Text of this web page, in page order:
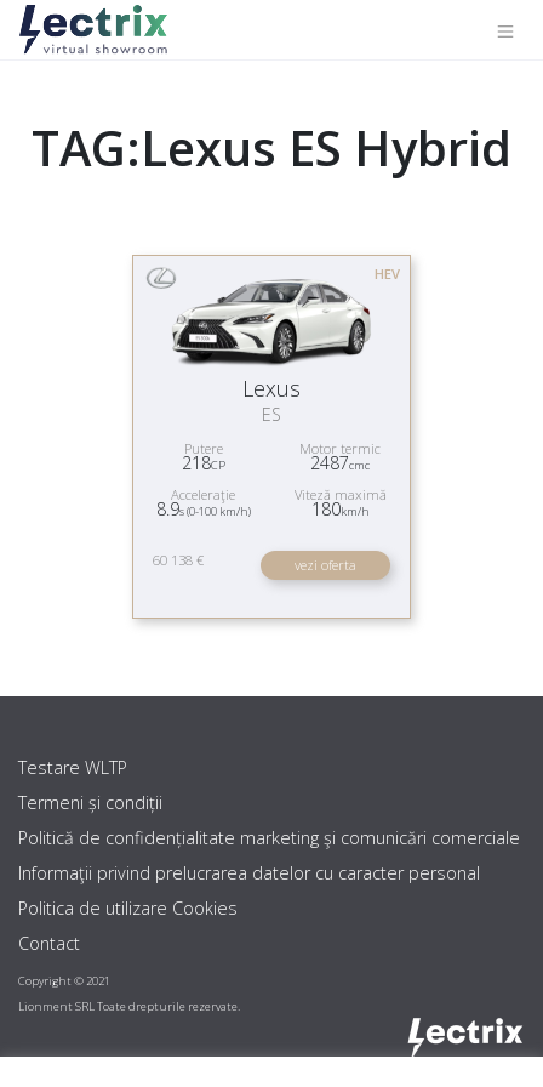
TAG:Lexus ES Hybrid
HEV
Lexus
ES
Putere
218CP
Motor termic
2487cmc
Acceleraţie
8.9s (0-100 km/h)
Viteză maximă
180km/h
60 138 € vezi oferta
Testare WLTP
Termeni și condiții
Politică de confidențialitate marketing şi comunicări comerciale
Informaţii privind prelucrarea datelor cu caracter personal
Politica de utilizare Cookies
Contact
Copyright © 2021
Lionment SRL Toate drepturile rezervate.